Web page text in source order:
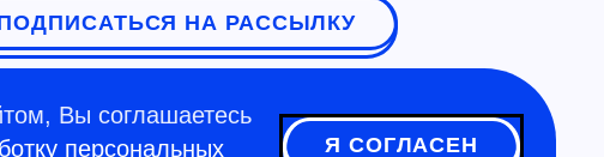
НА РАССЫЛКУ
Вы соглашаетесь
персональных Я СОГЛАСЕН